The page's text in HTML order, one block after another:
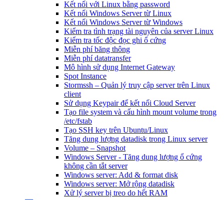
Kết nối với Linux bằng password
Kết nối Windows Server từ Linux
Kết nối Windows Server từ Windows
Kiểm tra tình trạng tài nguyên của server Linux
Kiểm tra tốc độc đọc ghi ổ cứng
Miễn phí băng thông
Miễn phí datatransfer
Mô hình sử dụng Internet Gateway
Spot Instance
Stormssh – Quản lý truy cập server trên Linux
client
Sử dụng Keypair để kết nối Cloud Server
Tạo file system và cấu hình mount volume trong
/etc/fstab
Tạo SSH key trên Ubuntu/Linux
Tăng dung lượng datadisk trong Linux server
Volume – Snapshot
Windows Server - Tăng dung lượng ổ cứng
không cần tắt server
Windows server: Add & format disk
Windows server: Mở rộng datadisk
Xử lý server bị treo do hết RAM